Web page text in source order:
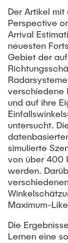
Der Artikel mit
Perspective
Arrival
neuesten
Gebiet der
verschiedene
und auf ihre
untersucht.
simulierte
von über 400
werden.
Maximum-
Die
Lernen eine